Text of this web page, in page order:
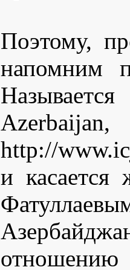
Поэтому,
напомним
http://
и